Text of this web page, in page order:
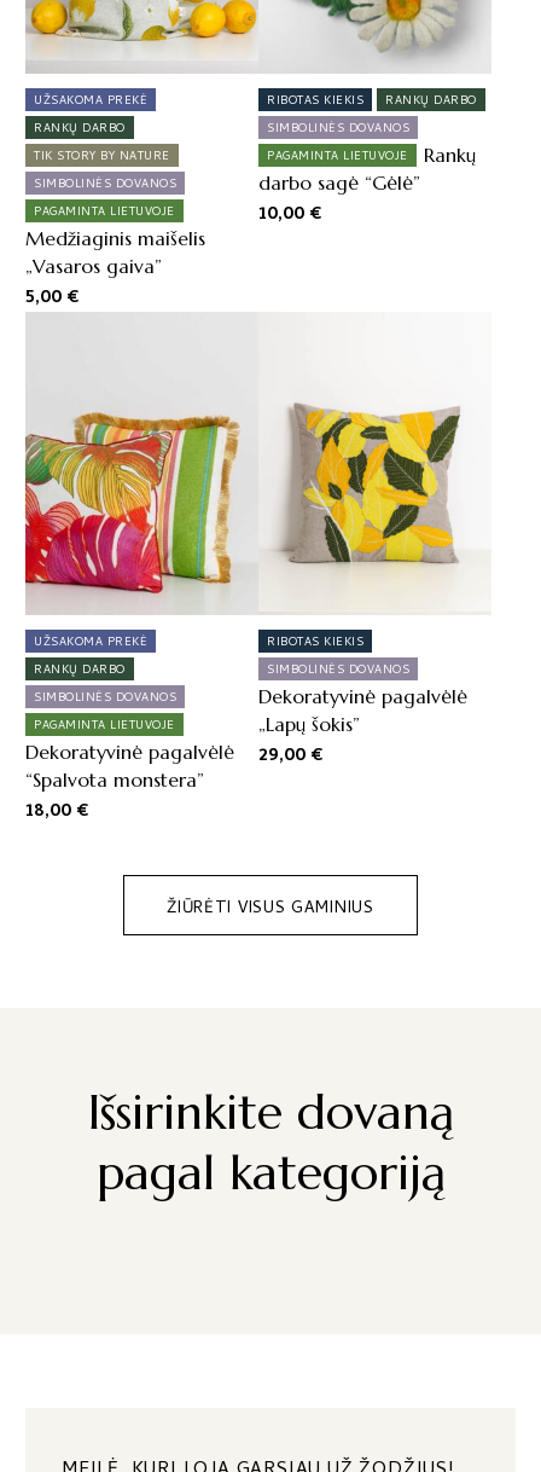
UŽSAKOMA PREKĖ
RANKŲ DARBO
TIK STORY BY NATURE
SIMBOLINĖS DOVANOS
PAGAMINTA LIETUVOJE
Medžiaginis maišelis
„Vasaros gaiva”
5,00€
RIBOTAS KIEKIS
RANKŲ DARBO
SIMBOLINĖS DOVANOS
PAGAMINTA LIETUVOJE
Rankų
darbo sagė “Gėlė”
10,00€
UŽSAKOMA PREKĖ
RANKŲ DARBO
SIMBOLINĖS DOVANOS
PAGAMINTA LIETUVOJE
Dekoratyvinė pagalvėlė
“Spalvota monstera”
18,00€
RIBOTAS KIEKIS
SIMBOLINĖS DOVANOS
Dekoratyvinė pagalvėlė
„Lapų šokis”
29,00€
ŽIŪRĖTI VISUS GAMINIUS
Išsirinkite dovaną
pagal kategoriją